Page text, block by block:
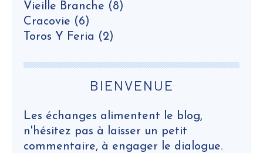
Vieille Branche (8)
Cracovie (6)
Toros Y Feria (2)
BIENVENUE
Les échanges alimentent le blog,
n'hésitez pas à laisser un petit
commentaire, à engager le dialogue.